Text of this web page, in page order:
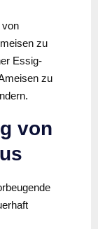
von
zu
Essig-
zu
von